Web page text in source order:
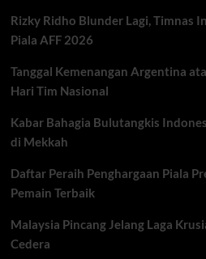
3-
0
Brighton,
Lima
Menarik
Rizky Ridho Blunder Lagi, Timnas
Piala AFF 2026
Tanggal Kemenangan Argentina
Hari Tim Nasional
Kabar Bahagia Bulutangkis
di Mekkah
Daftar Peraih Penghargaan Piala
Pemain Terbaik
Malaysia Pincang Jelang Laga
Cedera